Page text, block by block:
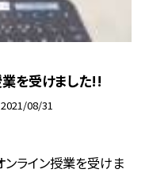
を受けました!!
2021/08/31
ンライン授業を受けま